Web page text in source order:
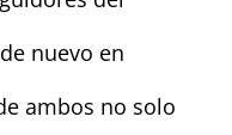
nuevo en
ambos no solo